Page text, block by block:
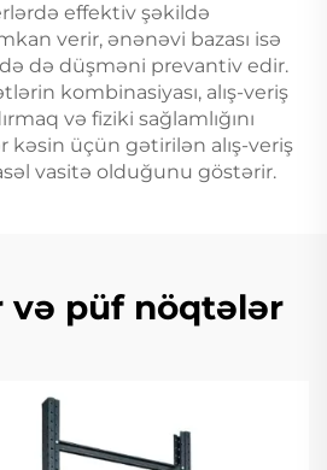
effektiv şəkildə
verir, ənənəvi bazası isə
də düşməni prevantiv edir.
kombinasiyası, alış-veriş
və fiziki sağlamlığını
üçün gətirilən alış-veriş
vasitə olduğunu göstərir.
və püf nöqtələr